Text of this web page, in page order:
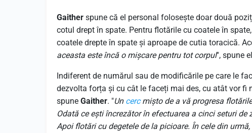
Gaither spune că el personal folosește doar două
cotul drept în spate. Pentru flotările cu coatele în
coatele drepte în spate și aproape de cutia toracică.
aceasta este încă o mișcare pentru tot corpul", spune
Indiferent de numărul sau de modificările pe care le
dezvolta forța și cu cât le faceți mai des, cu atât vor fi
spune Gaither. "Un cercmișto de a vă progresa
Odată ce ești încrezător în efectuarea a cinci seturi
Apoi flotări cu degetele de la picioare. În cele din